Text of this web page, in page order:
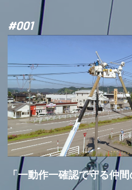
#001
「一動作一確認で守る仲間